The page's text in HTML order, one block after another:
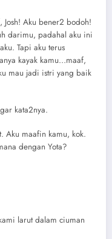
Josh! Aku bener2 bodoh!
darimu, padahal aku ini
Tapi aku terus
kayak kamu…maaf,
mau jadi istri yang baik
kata2nya.
Aku maafin kamu, kok.
dengan Yota?
larut dalam ciuman